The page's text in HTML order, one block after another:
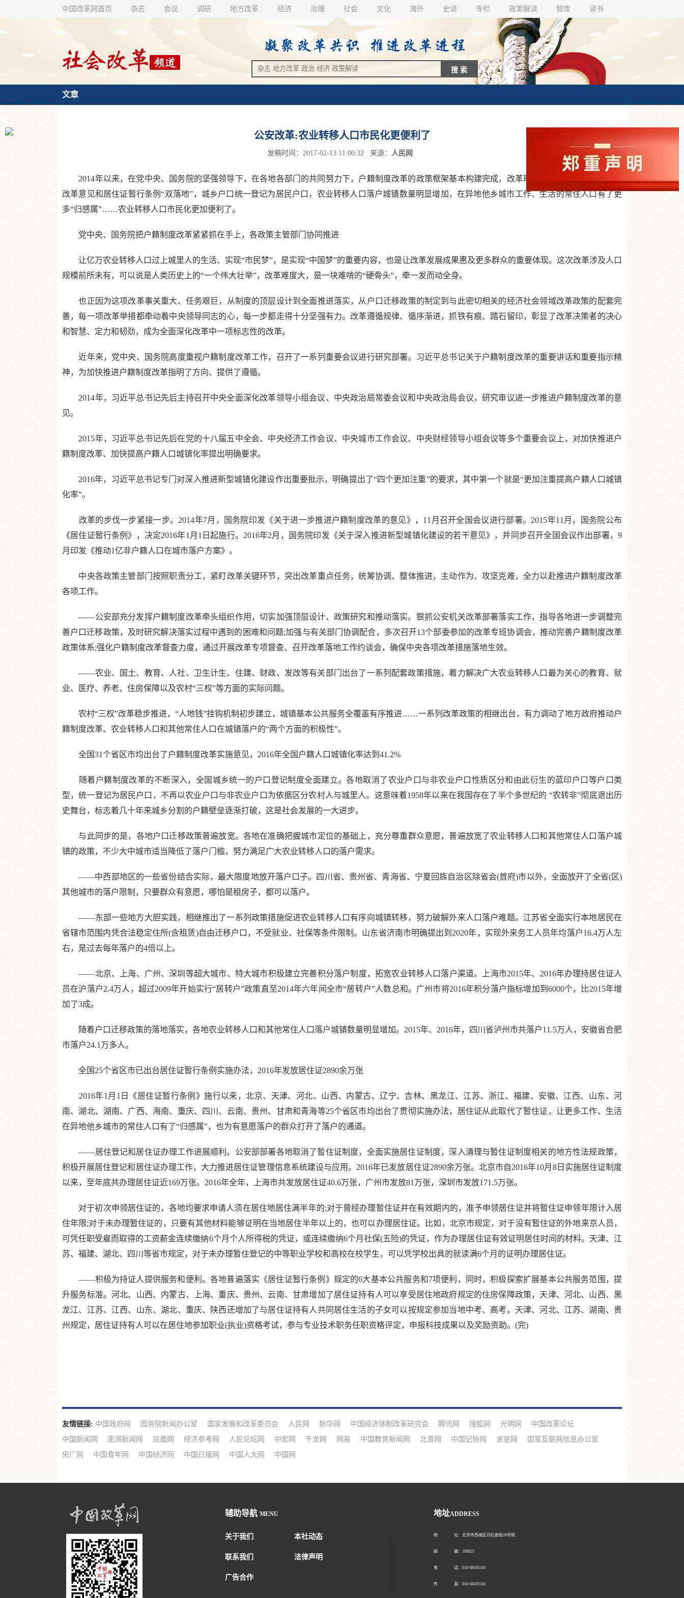
中国改革网首页 杂志 会议 调研 地方改革 经济 治理 社会 文化 海外 史话 专栏 政策解读 智库 读书
文章
公安改革:农业转移人口市民化更便利了
发稿时间：2017-02-13 11:00:32 来源： 人民网
2014年以来，在党中央、国务院的坚强领导下，在各地各部门的共同努力下，户籍制度改革的政策框架基本构建完成，改革取得了重大进展：户籍制度
改革意见和居住证暂行条例“双落地”，城乡户口统一登记为居民户口，农业转移人口落户城镇数量明显增加，在异地他乡城市工作、生活的常住人口有了更
多“归感属”……农业转移人口市民化更加便利了。
党中央、国务院把户籍制度改革紧紧抓在手上，各政策主管部门协同推进
让亿万农业转移人口过上城里人的生活、实现“市民梦”，是实现“中国梦”的重要内容，也是让改革发展成果惠及更多群众的重要体现。这次改革涉及人口
规模前所未有，可以说是人类历史上的“一个伟大壮举”，改革难度大，是一块难啃的“硬骨头”，牵一发而动全身。
也正因为这项改革事关重大、任务艰巨，从制度的顶层设计到全面推进落实，从户口迁移政策的制定到与此密切相关的经济社会领域改革政策的配套完
善，每一项改革举措都牵动着中央领导同志的心，每一步都走得十分坚强有力。改革遵循规律、循序渐进，抓铁有痕、踏石留印，彰显了改革决策者的决心
和智慧、定力和韧劲，成为全面深化改革中一项标志性的改革。
近年来，党中央、国务院高度重视户籍制度改革工作，召开了一系列重要会议进行研究部署。习近平总书记关于户籍制度改革的重要讲话和重要指示精
神，为加快推进户籍制度改革指明了方向、提供了遵循。
2014年，习近平总书记先后主持召开中央全面深化改革领导小组会议、中央政治局常委会议和中央政治局会议，研究审议进一步推进户籍制度改革的意
见。
2015年，习近平总书记先后在党的十八届五中全会、中央经济工作会议、中央城市工作会议、中央财经领导小组会议等多个重要会议上，对加快推进户
籍制度改革、加快提高户籍人口城镇化率提出明确要求。
2016年，习近平总书记专门对深入推进新型城镇化建设作出重要批示，明确提出了“四个更加注重”的要求，其中第一个就是“更加注重提高户籍人口城镇
化率”。
改革的步伐一步紧接一步。2014年7月，国务院印发《关于进一步推进户籍制度改革的意见》，11月召开全国会议进行部署。2015年11月，国务院公布
《居住证暂行条例》，决定2016年1月1日起施行。2016年2月，国务院印发《关于深入推进新型城镇化建设的若干意见》，并同步召开全国会议作出部署，9
月印发《推动1亿非户籍人口在城市落户方案》。
中央各政策主管部门按照职责分工，紧盯改革关键环节，突出改革重点任务，统筹协调、整体推进，主动作为、攻坚克难，全力以赴推进户籍制度改革
各项工作。
——公安部充分发挥户籍制度改革牵头组织作用，切实加强顶层设计、政策研究和推动落实。狠抓公安机关改革部署落实工作，指导各地进一步调整完
善户口迁移政策，及时研究解决落实过程中遇到的困难和问题;加强与有关部门协调配合，多次召开13个部委参加的改革专班协调会，推动完善户籍制度改革
政策体系;强化户籍制度改革督查力度，通过开展改革专项督查、召开改革落地工作约谈会，确保中央各项改革措施落地生效。
——农业、国土、教育、人社、卫生计生、住建、财政、发改等有关部门出台了一系列配套政策措施，着力解决广大农业转移人口最为关心的教育、就
业、医疗、养老、住房保障以及农村“三权”等方面的实际问题。
农村“三权”改革稳步推进，“人地钱”挂钩机制初步建立，城镇基本公共服务全覆盖有序推进……一系列改革政策的相继出台，有力调动了地方政府推动户
籍制度改革、农业转移人口和其他常住人口在城镇落户的“两个方面的积极性”。
全国31个省区市均出台了户籍制度改革实施意见，2016年全国户籍人口城镇化率达到41.2%
随着户籍制度改革的不断深入，全国城乡统一的户口登记制度全面建立。各地取消了农业户口与非农业户口性质区分和由此衍生的蓝印户口等户口类
型，统一登记为居民户口，不再以农业户口与非农业户口为依据区分农村人与城里人。这意味着1958年以来在我国存在了半个多世纪的 “农转非”彻底退出历
史舞台，标志着几十年来城乡分割的户籍壁垒逐渐打破，这是社会发展的一大进步。
与此同步的是，各地户口迁移政策普遍放宽。各地在准确把握城市定位的基础上，充分尊重群众意愿，普遍放宽了农业转移人口和其他常住人口落户城
镇的政策，不少大中城市适当降低了落户门槛，努力满足广大农业转移人口的落户需求。
——中西部地区的一些省份结合实际，最大限度地放开落户口子。四川省、贵州省、青海省、宁夏回族自治区除省会(首府)市以外，全面放开了全省(区)
其他城市的落户限制，只要群众有意愿，哪怕是租房子，都可以落户。
——东部一些地方大胆实践，相继推出了一系列政策措施促进农业转移人口有序向城镇转移，努力破解外来人口落户难题。江苏省全面实行本地居民在
省辖市范围内凭合法稳定住所(含租赁)自由迁移户口，不受就业、社保等条件限制。山东省济南市明确提出到2020年，实现外来务工人员年均落户16.4万人左
右，是过去每年落户的4倍以上。
——北京、上海、广州、深圳等超大城市、特大城市积极建立完善积分落户制度，拓宽农业转移人口落户渠道。上海市2015年、2016年办理持居住证人
员在沪落户2.4万人，超过2009年开始实行“居转户”政策直至2014年六年间全市“居转户”人数总和。广州市将2016年积分落户指标增加到6000个，比2015年增
加了3成。
随着户口迁移政策的落地落实，各地农业转移人口和其他常住人口落户城镇数量明显增加。2015年、2016年，四川省泸州市共落户11.5万人，安徽省合肥
市落户24.1万多人。
全国25个省区市已出台居住证暂行条例实施办法，2016年发放居住证2890余万张
2016年1月1日《居住证暂行条例》施行以来，北京、天津、河北、山西、内蒙古、辽宁、吉林、黑龙江、江苏、浙江、福建、安徽、江西、山东、河
南、湖北、湖南、广西、海南、重庆、四川、云南、贵州、甘肃和青海等25个省区市均出台了贯彻实施办法，居住证从此取代了暂住证，让更多工作、生活
在异地他乡城市的常住人口有了“归感属”，也为有意愿落户的群众打开了落户的通道。
——居住登记和居住证办理工作进展顺利。公安部部署各地取消了暂住证制度，全面实施居住证制度，深入清理与暂住证制度相关的地方性法规政策，
积极开展居住登记和居住证办理工作，大力推进居住证管理信息系统建设与应用。2016年已发放居住证2890余万张。北京市自2016年10月8日实施居住证制度
以来，至年底共办理居住证近169万张。2016年全年，上海市共发放居住证40.6万张，广州市发放81万张，深圳市发放171.5万张。
对于初次申领居住证的，各地均要求申请人须在居住地居住满半年的;对于曾经办理暂住证并在有效期内的，准予申领居住证并将暂住证申领年限计入居
住年限;对于未办理暂住证的，只要有其他材料能够证明在当地居住半年以上的，也可以办理居住证。比如，北京市规定，对于没有暂住证的外地来京人员，
可凭任职受雇而取得的工资薪金连续缴纳6个月个人所得税的凭证，或连续缴纳6个月社保(五险)的凭证，作为办理居住证有效证明居住时间的材料。天津、江
苏、福建、湖北、四川等省市规定，对于未办理暂住登记的中等职业学校和高校在校学生，可以凭学校出具的就读满6个月的证明办理居住证。
——积极为持证人提供服务和便利。各地普遍落实《居住证暂行条例》规定的6大基本公共服务和7项便利，同时，积极探索扩展基本公共服务范围，提
升服务标准。河北、山西、内蒙古、上海、重庆、贵州、云南、甘肃增加了居住证持有人可以享受居住地政府规定的住房保障政策，天津、河北、山西、黑
龙江、江苏、江西、山东、湖北、重庆、陕西还增加了与居住证持有人共同居住生活的子女可以按规定参加当地中考、高考。天津、河北、江苏、湖南、贵
州规定，居住证持有人可以在居住地参加职业(执业)资格考试，参与专业技术职务任职资格评定，申报科技成果以及奖励资助。(完)
友情链接: 中国政府网 国务院新闻办公室 国家发展和改革委员会 人民网 新华网 中国经济体制改革研究会 腾讯网 搜狐网 光明网
中国改革论坛
中国新闻网
澎湃新闻网 凤凰网 经济参考网 人民论坛网 中宏网 千龙网 网易 中国教育新闻网 北青网 中国记协网 求是网
国家互联网信息办公室
央广网
中国青年网 中国经济网 中国日报网 中国人大网 中国网
辅助导航 MENU
关于我们 本社动态
联系我们 法律声明
广告合作
地址ADDRESS
地 址：北京市西城区月坛南街26号院
邮 编：100825
电 话：010-68455181
传 真：010-68455181